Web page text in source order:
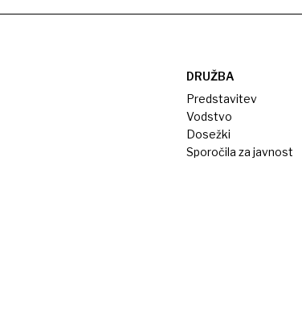
DRUŽBA
Predstavitev
Vodstvo
Dosežki
Sporočila za javnost